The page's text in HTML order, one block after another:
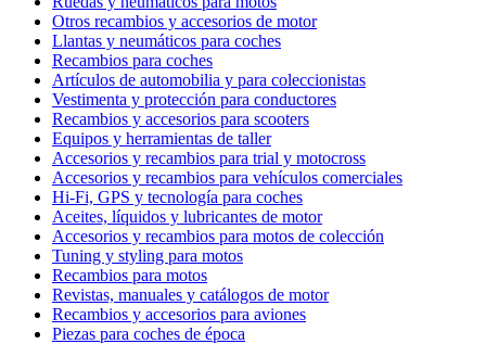
Otros recambios y accesorios de motor
Llantas y neumáticos para coches
Recambios para coches
Artículos de automobilia y para coleccionistas
Vestimenta y protección para conductores
Recambios y accesorios para scooters
Equipos y herramientas de taller
Accesorios y recambios para trial y motocross
Accesorios y recambios para vehículos comerciales
Hi-Fi, GPS y tecnología para coches
Aceites, líquidos y lubricantes de motor
Accesorios y recambios para motos de colección
Tuning y styling para motos
Recambios para motos
Revistas, manuales y catálogos de motor
Recambios y accesorios para aviones
Piezas para coches de época